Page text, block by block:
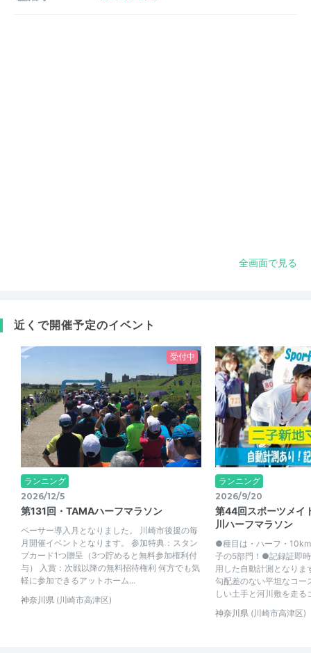
全画面で見る
近くで開催予定のイベント
受付中
ランニング
2026/12/5
第131回・TAMAハーフマラソン
ペーサー導入月となりました。 川崎市後援の毎
月開催イベントとなります。 参加特典：スタン
プカード1つ贈呈（3つ貯めると無料参加権利付
与） 入賞：次戦以降の無料招待権利 何方でも気
軽に参加できるアットホーム...
神奈川県 (川崎市高津区)
ランニング
2026/9/20
第44回スポーツメイ
川ハーフマラソン
●種目は・ハーフ・
子の5部門！●記録証即
用した自動計測となり
勾配差のない平坦なコー
しい土手と河川敷を走る
神奈川県 (川崎市高津区)